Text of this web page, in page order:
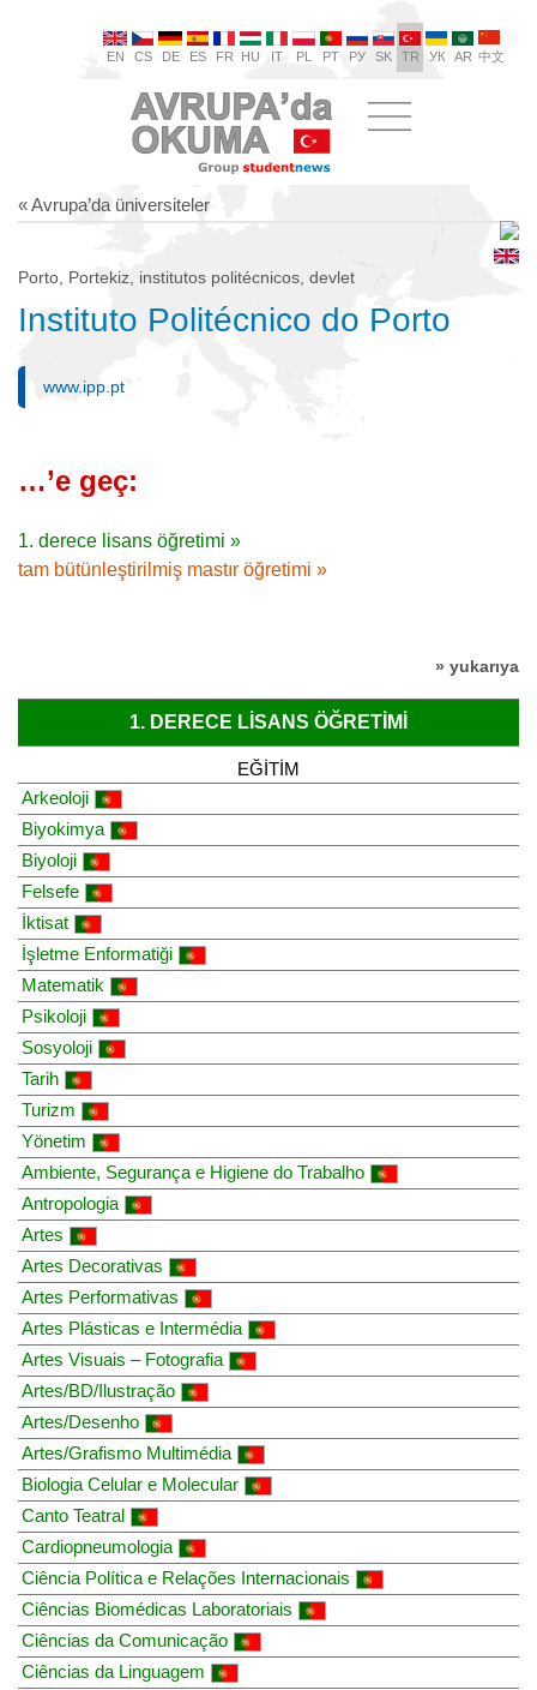
EN CS DE ES FR HU IT PL PT РУ SK TR УК AR 中文
« Avrupa’da üniversiteler
Porto, Portekiz, institutos politécnicos, devlet
Instituto Politécnico do Porto
www.ipp.pt
…’e geç:
1. derece lisans öğretimi »
tam bütünleştirilmiş mastır öğretimi »
» yukarıya
1. DERECE LISANS ÖĞRETIMI
EĞITIM
Arkeoloji
Biyokimya
Biyoloji
Felsefe
İktisat
İşletme Enformatiği
Matematik
Psikoloji
Sosyoloji
Tarih
Turizm
Yönetim
Ambiente, Segurança e Higiene do Trabalho
Antropologia
Artes
Artes Decorativas
Artes Performativas
Artes Plásticas e Intermédia
Artes Visuais – Fotografia
Artes/BD/Ilustração
Artes/Desenho
Artes/Grafismo Multimédia
Biologia Celular e Molecular
Canto Teatral
Cardiopneumologia
Ciência Política e Relações Internacionais
Ciências Biomédicas Laboratoriais
Ciências da Comunicação
Ciências da Linguagem